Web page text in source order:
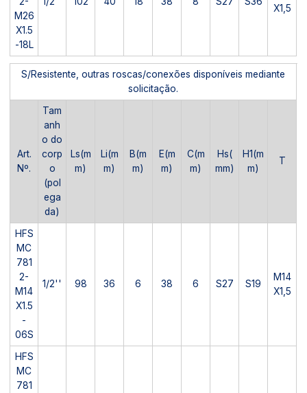
M26
X1.5
-18L
X1,5
S/Resistente, outras roscas/conexões disponíveis mediante
solicitação.
Art.
Nº.
Tam
anh
o do
corp
o
(pol
ega
da)
Ls(m
m)
Li(m
m)
B(m
m)
E(m
m)
C(m
m)
Hs(
mm)
H1(m
m)
T
HFS
MC
781
2-
M14
X1.5
-
06S
1/2'' 98 36 6 38 6 S27 S19
M14
X1,5
HFS
MC
781